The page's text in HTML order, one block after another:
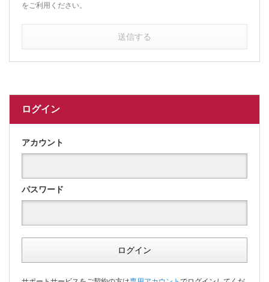
をご利用ください。
送信する
ログイン
アカウント
パスワード
ログイン